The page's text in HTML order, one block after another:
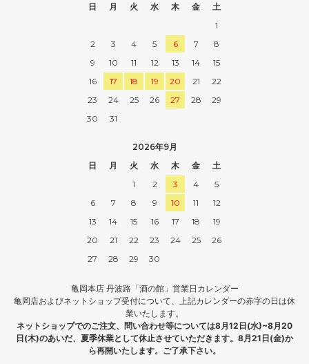
日
月 火 水 木 金
土
1
2
3 4 5 6 7
8
9
10 11 12 13 14
15
16
17 18 19 20 21
22
23
24 25 26 27 28
29
30
31
2026年9月
日
月 火 水 木 金
土
1
2 3 4
5
6
7 8 9 10 11
12
13
14 15 16 17 18
19
20
21 22 23 24 25
26
27
28 29 30
亀岡本店 丹波路「酒の館」営業日カレンダー
亀岡店およびネットショップ受付について、上記カレンダーの赤字の日は休
業いたします。
ネットショップでのご注文、問い合わせ等については8月12日(水)~8月20
日(木)のあいだ、夏季休業として休止させていただきます。8月21日(金)か
ら再開いたします。ご了承下さい。